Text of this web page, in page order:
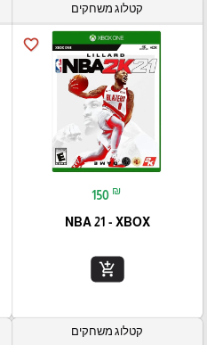
קטלוג משחקים
favorite_border
150 ₪
NBA 21 - XBOX
add_shopping_cart
קטלוג משחקים